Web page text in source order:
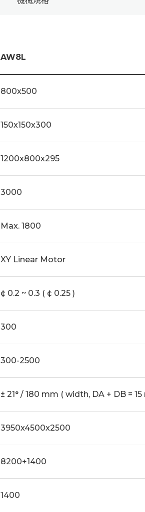
AW8L
800x500
150x150x300
1200x800x295
3000
Max. 1800
XY Linear Motor
¢ 0.2 ~ 0.3 ( ¢ 0.25 )
300
300-2500
± 21° / 180 mm ( width, DA + DB =
3950x4500x2500
8200+1400
1400